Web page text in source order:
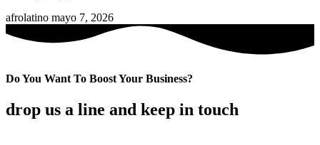
afrolatino mayo 7, 2026
Do You Want To Boost Your Business?
drop us a line and keep in touch